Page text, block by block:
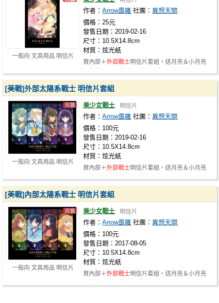
一般向 文具用品 明信片
作者：Arrow靄羅 社團：異想天開
價格：25元
發售日期：2019-02-16
尺寸：10.5X14.8cm
材質：炫光紙
買內部＋外部戰士明信片套組，送月亮＆小月亮
一般向 文具用品 明信片
[美戰]外部太陽系戰士 明信片套組
美少女戰士 明信片
作者：Arrow靄羅 社團：異想天開
價格：100元
發售日期：2019-02-16
尺寸：10.5X14.8cm
材質：炫光紙
買內部＋外部戰士明信片套組，送月亮＆小月亮
一般向 文具用品 明信片
[美戰]內部太陽系戰士 明信片套組
美少女戰士 明信片
作者：Arrow靄羅 社團：異想天開
價格：100元
發售日期：2017-08-05
尺寸：10.5X14.8cm
材質：炫光紙
買內部＋外部戰士明信片套組，送月亮＆小月亮